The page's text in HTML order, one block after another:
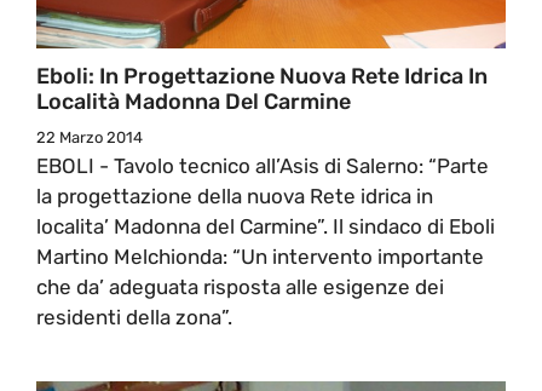
Eboli: In Progettazione Nuova Rete Idrica In
Località Madonna Del Carmine
22 Marzo 2014
EBOLI - Tavolo tecnico all’Asis di Salerno: “Parte
la progettazione della nuova Rete idrica in
localita’ Madonna del Carmine”. Il sindaco di Eboli
Martino Melchionda: “Un intervento importante
che da’ adeguata risposta alle esigenze dei
residenti della zona”.